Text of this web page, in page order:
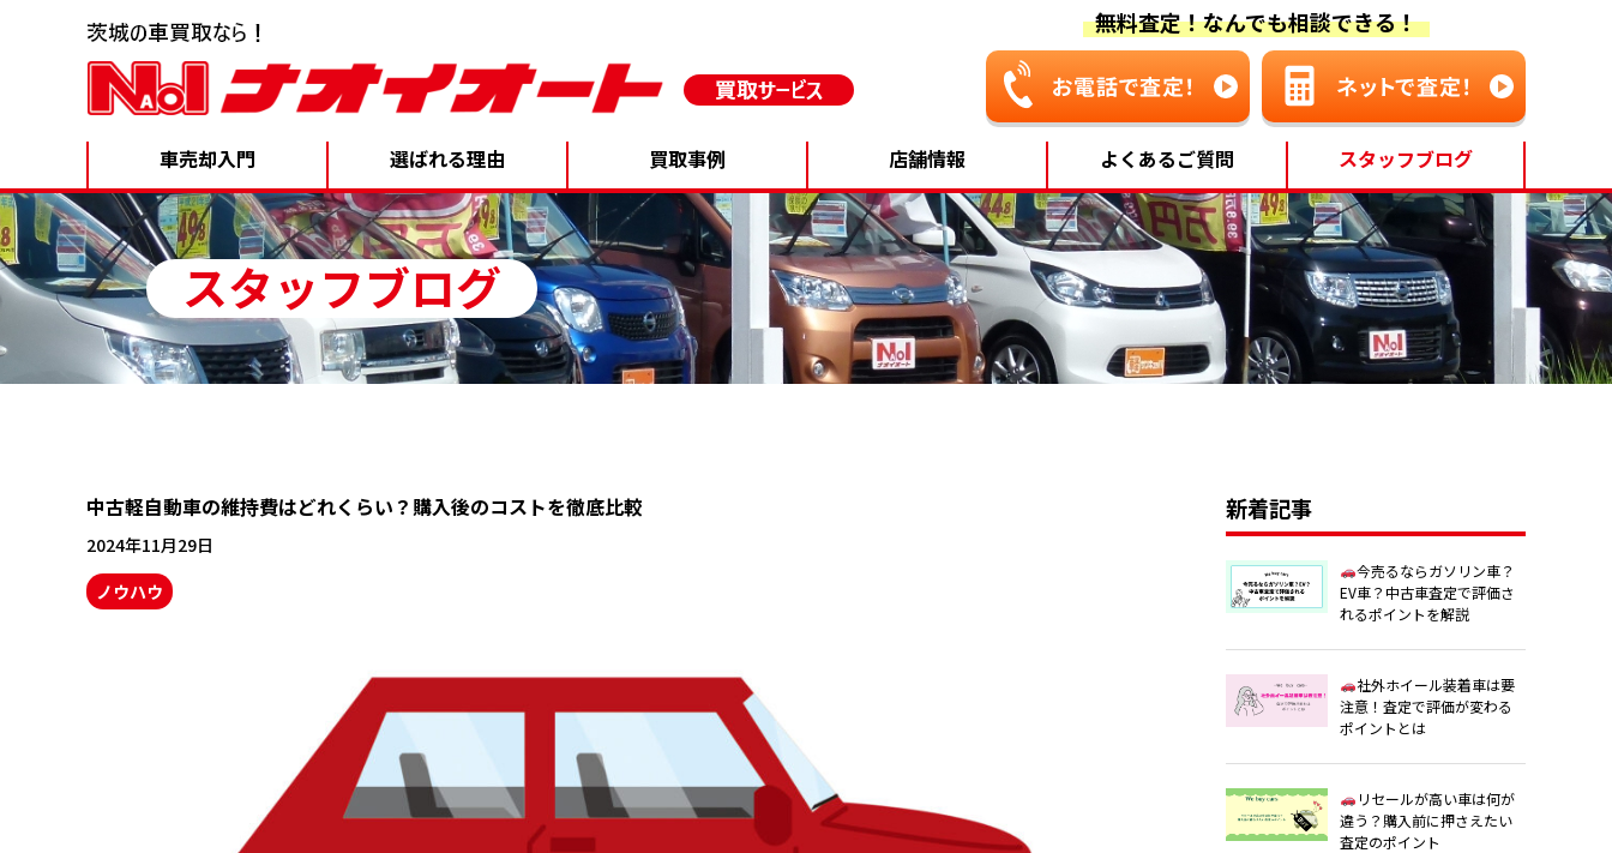
無料査定！なんでも相談できる！
車売却入門 選ばれる理由 買取事例 店舗情報 よくあるご質問 スタッフブログ
スタッフブログ
中古軽自動車の維持費はどれくらい？購入後のコストを徹底比較
2024年11月29日
ノウハウ
新着記事
今売るならガソリン車？
EV車？中古車査定で評価さ
れるポイントを解説
社外ホイール装着車は要
注意！査定で評価が変わる
ポイントとは
リセールが高い車は何が
違う？購入前に押さえたい
査定のポイント